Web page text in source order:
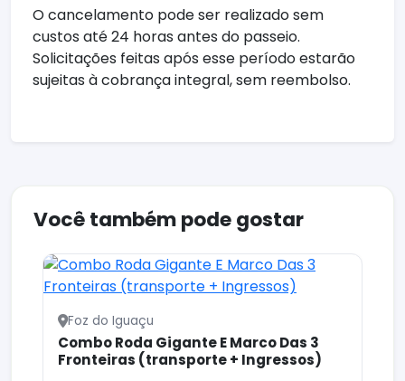
O cancelamento pode ser realizado sem
custos até 24 horas antes do passeio.
Solicitações feitas após esse período estarão
sujeitas à cobrança integral, sem reembolso.
Você também pode gostar
Foz do Iguaçu
Combo Roda Gigante E Marco Das 3
Fronteiras (transporte + Ingressos)